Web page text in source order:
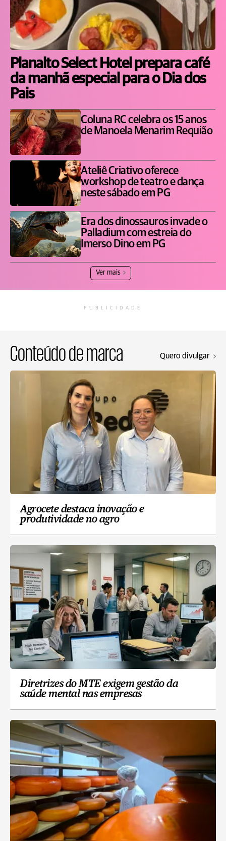
Planalto Select Hotel prepara café
da manhã especial para o Dia dos
Pais
Coluna RC celebra os 15 anos
de Manoela Menarim Requião
Ateliê Criativo oferece
workshop de teatro e dança
neste sábado em PG
Era dos dinossauros invade o
Palladium com estreia do
Imerso Dino em PG
Ver mais
PUBLICIDADE
Conteúdo de marca Quero divulgar
Agrocete destaca inovação e
produtividade no agro
Diretrizes do MTE exigem gestão da
saúde mental nas empresas